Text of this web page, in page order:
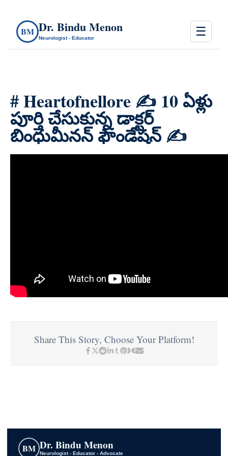
BM Dr. Bindu Menon
Neurologist - Educator ☰
# Heartofnellore ✍️ 10 ఏళ్లు
పూర్తి చేసుకున్న డాక్టర్
బింధుమీనన్ ఫౌండేషన్ ✍️
Share This Story, Choose Your Platform!
BM Dr. Bindu Menon
Neurologist - Educator - Advocate